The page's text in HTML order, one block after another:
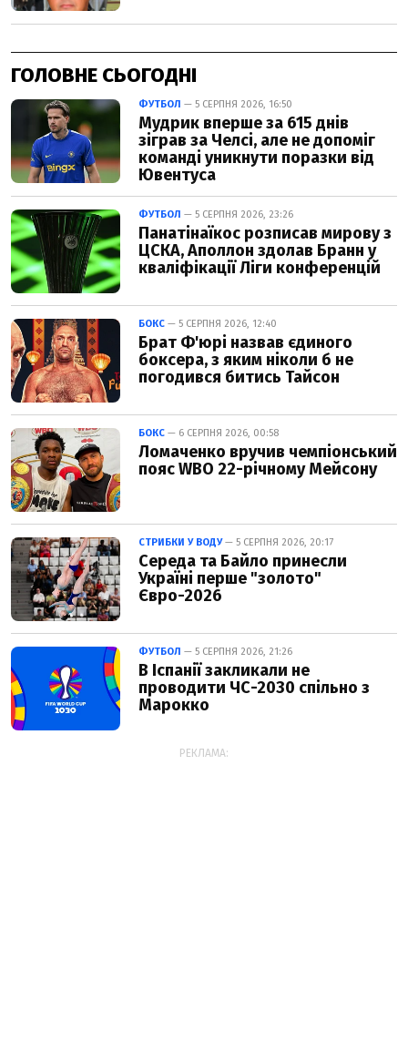
ГОЛОВНЕ СЬОГОДНІ
ФУТБОЛ — 5 СЕРПНЯ 2026, 16:50
Мудрик вперше за 615 днів
зіграв за Челсі, але не допоміг
команді уникнути поразки від
Ювентуса
ФУТБОЛ — 5 СЕРПНЯ 2026, 23:26
Панатінаїкос розписав мирову з
ЦСКА, Аполлон здолав Бранн у
кваліфікації Ліги конференцій
БОКС — 5 СЕРПНЯ 2026, 12:40
Брат Ф'юрі назвав єдиного
боксера, з яким ніколи б не
погодився битись Тайсон
БОКС — 6 СЕРПНЯ 2026, 00:58
Ломаченко вручив чемпіонський
пояс WBO 22-річному Мейсону
СТРИБКИ У ВОДУ— 5 СЕРПНЯ 2026, 20:17
Середа та Байло принесли
Україні перше "золото"
Євро-2026
ФУТБОЛ — 5 СЕРПНЯ 2026, 21:26
В Іспанії закликали не
проводити ЧС-2030 спільно з
Марокко
РЕКЛАМА: